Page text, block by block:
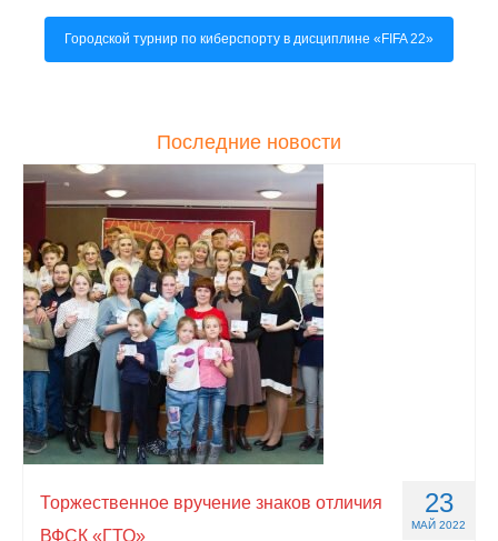
Городской турнир по киберспорту в дисциплине «FIFA 22»
Последние новости
23
МАЙ 2022
Торжественное вручение знаков отличия
ВФСК «ГТО»